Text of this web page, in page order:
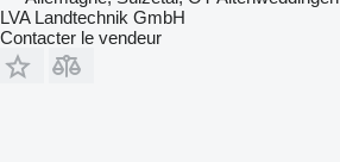
LVA Landtechnik GmbH
Contacter le vendeur